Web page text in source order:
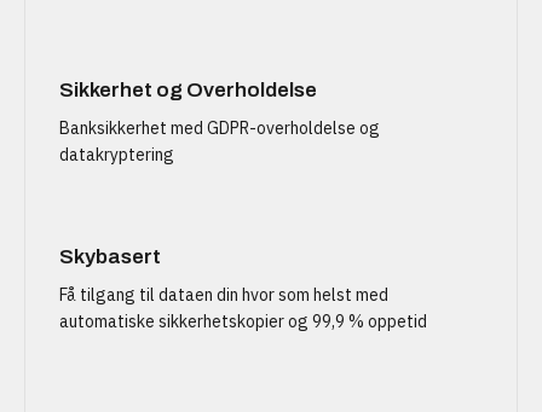
Sikkerhet og Overholdelse
Banksikkerhet med GDPR-overholdelse og
datakryptering
Skybasert
Få tilgang til dataen din hvor som helst med
automatiske sikkerhetskopier og 99,9 % oppetid